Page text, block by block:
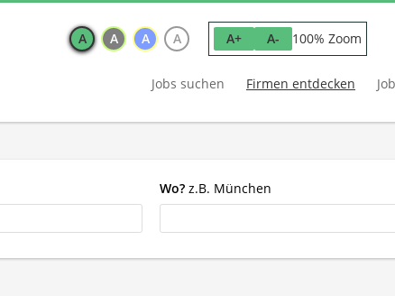
A A A A A+ A- 100% Zoom
Jobs suchen Firmen entdecken
Wo? z.B. München